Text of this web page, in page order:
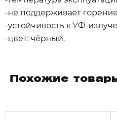
-не поддерживает
-устойчивость к УФ-
-цвет: чёрный.
Похожие